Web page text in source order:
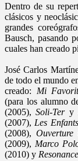
Dentro de su
clásicos y
grandes
Bausch, pasando
cuales han creado
José Carlos
de todo el mundo
creado: Mi
(para los alumno
(2005),Soli-Tery
(2007), Les
(2008),Ouverture
(2009), Marco
(2010) y Resonance